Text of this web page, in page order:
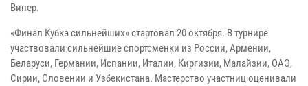
Винер.
«Финал Кубка сильнейших» стартовал 20 октября. В турнире
участвовали сильнейшие спортсменки из России, Армении,
Беларуси, Германии, Испании, Италии, Киргизии, Малайзии, ОАЭ,
Сирии, Словении и Узбекистана. Мастерство участниц оценивали